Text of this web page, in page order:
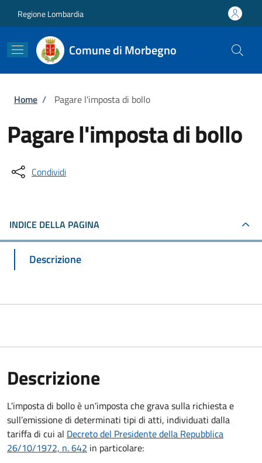
Regione Lombardia
Comune di Morbegno
Briciole di pane
Home / Pagare l'imposta di bollo
Pagare l'imposta di bollo
Condividi
INDICE DELLA PAGINA
Descrizione
Descrizione
L’imposta di bollo è un’imposta che grava sulla richiesta e
sull’emissione di determinati tipi di atti, individuati dalla
tariffa di cui al Decreto del Presidente della Repubblica
26/10/1972, n. 642 in particolare: